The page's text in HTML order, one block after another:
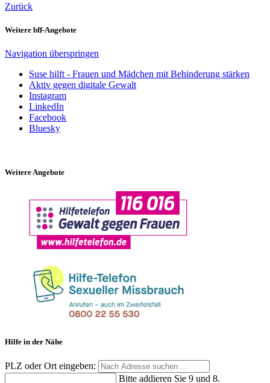
Zurück
Weitere bff-Angebote
Navigation überspringen
Suse hilft - Frauen und Mädchen mit Behinderung stärken
Aktiv gegen digitale Gewalt
Instagram
LinkedIn
Facebook
Bluesky
Weitere Angebote
Hilfe in der Nähe
PLZ oder Ort eingeben:
Bitte addieren Sie 9 und 8.